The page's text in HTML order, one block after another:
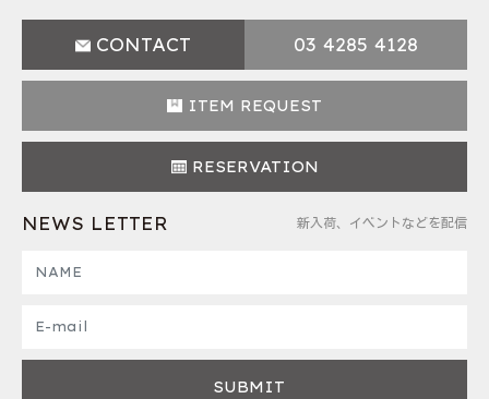
CONTACT 03 4285 4128
ITEM REQUEST
RESERVATION
NEWS LETTER 新入荷、イベントなどを配信